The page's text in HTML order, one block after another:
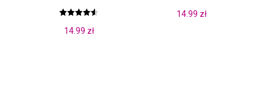
4.50
14.99 zł
14.99 zł